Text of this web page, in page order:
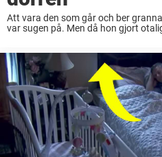
Att vara den som går och ber
var sugen på. Men då hon gjort